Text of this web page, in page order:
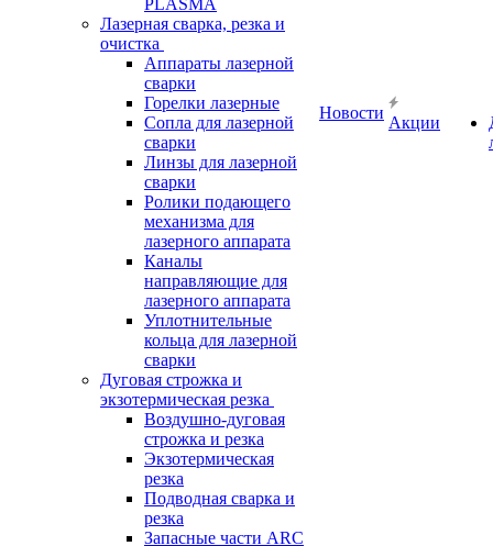
PLASMA
Лазерная сварка, резка и
очистка
Аппараты лазерной
сварки
Горелки лазерные
Сопла для лазерной
сварки
Линзы для лазерной
сварки
Ролики подающего
механизма для
лазерного аппарата
Каналы
направляющие для
лазерного аппарата
Уплотнительные
кольца для лазерной
сварки
Дуговая строжка и
экзотермическая резка
Воздушно-дуговая
строжка и резка
Экзотермическая
резка
Подводная сварка и
резка
Запасные части ARC
Новости
Акции